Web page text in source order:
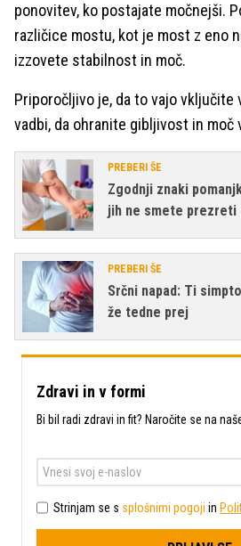
ponovitev, ko postajate močnejši.
različice mostu, kot je most z eno
izzovete stabilnost in moč.
Priporočljivo je, da to vajo
vadbi, da ohranite gibljivost in moč
PREBERI ŠE
Zgodnji znaki
jih ne smete prezreti
PREBERI ŠE
Srčni napad: Ti
že tedne prej
Zdravi in v formi
Bi bil radi zdravi in fit? Naročite se na
Strinjam se s splošnimi pogoji in